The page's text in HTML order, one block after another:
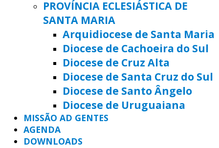
PROVÍNCIA ECLESIÁSTICA DE
SANTA MARIA
Arquidiocese de Santa Maria
Diocese de Cachoeira do Sul
Diocese de Cruz Alta
Diocese de Santa Cruz do Sul
Diocese de Santo Ângelo
Diocese de Uruguaiana
MISSÃO AD GENTES
AGENDA
DOWNLOADS